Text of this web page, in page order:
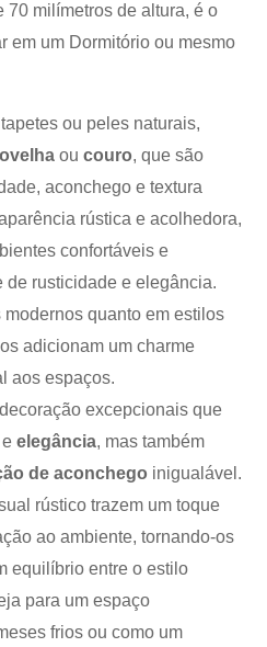
70 milímetros de altura, é o
em um Dormitório ou mesmo
ou peles naturais,
ou couro, que são
aconchego e textura
rústica e acolhedora,
confortáveis e
de rusticidade e elegância.
quanto em estilos
adicionam um charme
aos espaços.
excepcionais que
e elegância, mas também
de aconchego inigualável.
rústico trazem um toque
ao ambiente, tornando-os
equilíbrio entre o estilo
para um espaço
frios ou como um